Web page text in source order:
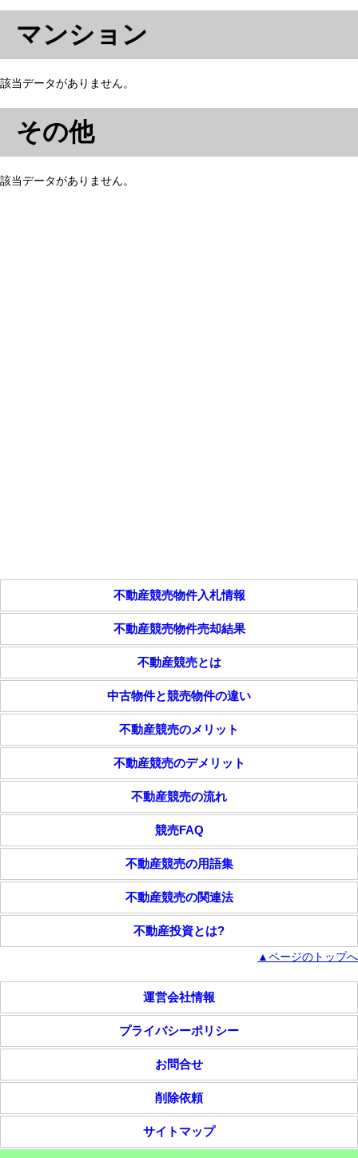
マンション
該当データがありません。
その他
該当データがありません。
不動産競売物件入札情報
不動産競売物件売却結果
不動産競売とは
中古物件と競売物件の違い
不動産競売のメリット
不動産競売のデメリット
不動産競売の流れ
競売FAQ
不動産競売の用語集
不動産競売の関連法
不動産投資とは?
▲ページのトップへ
運営会社情報
プライバシーポリシー
お問合せ
削除依頼
サイトマップ